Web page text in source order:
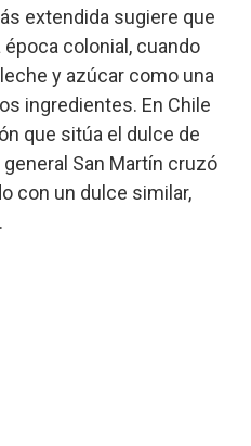
extendida sugiere que
colonial, cuando
y azúcar como una
ingredientes. En Chile
que sitúa el dulce de
San Martín cruzó
con un dulce similar,